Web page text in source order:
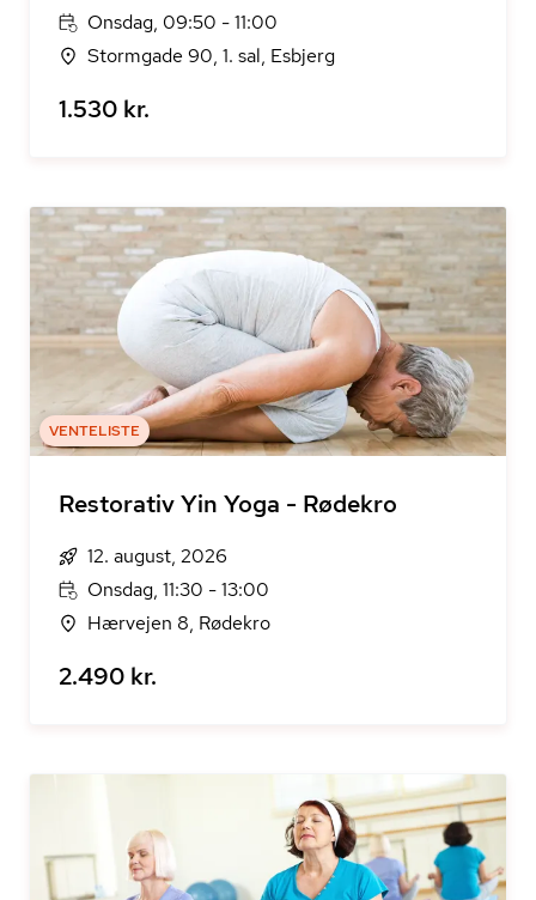
Onsdag, 09:50 - 11:00
Stormgade 90, 1. sal, Esbjerg
1.530 kr.
VENTELISTE
Restorativ Yin Yoga - Rødekro
12. august, 2026
Onsdag, 11:30 - 13:00
Hærvejen 8, Rødekro
2.490 kr.